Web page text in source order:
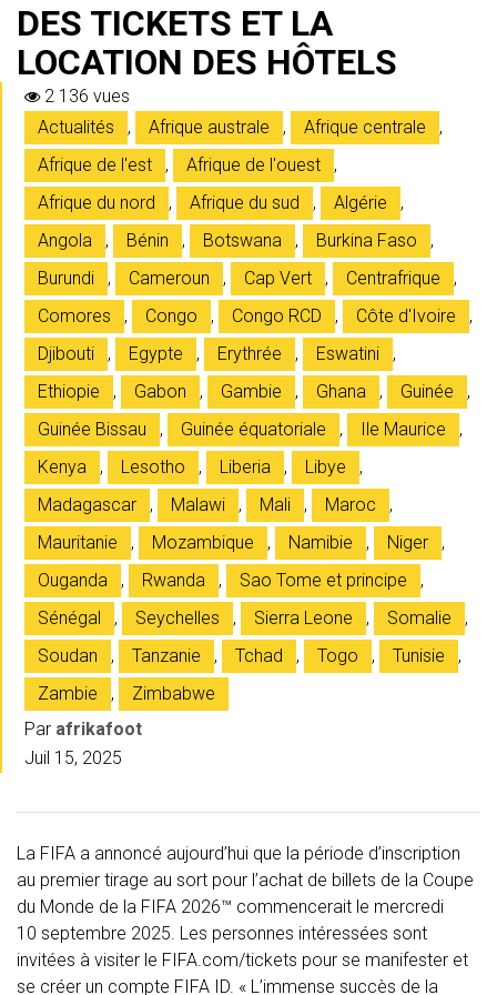
DES TICKETS ET LA
LOCATION DES HÔTELS
2 136 vues
Actualités
, Afrique australe , Afrique centrale
,
Afrique de l'est
, Afrique de l'ouest
,
Afrique du nord
, Afrique du sud , Algérie
,
Angola
, Bénin , Botswana , Burkina Faso
,
Burundi
, Cameroun , Cap Vert , Centrafrique
,
Comores
, Congo , Congo RCD , Côte d'Ivoire
,
Djibouti
, Egypte , Erythrée , Eswatini
,
Ethiopie
, Gabon , Gambie , Ghana , Guinée
,
Guinée Bissau
, Guinée équatoriale , Ile Maurice
,
Kenya
, Lesotho , Liberia , Libye
,
Madagascar
, Malawi , Mali , Maroc
,
Mauritanie
, Mozambique , Namibie , Niger
,
Ouganda
, Rwanda , Sao Tome et principe
,
Sénégal
, Seychelles , Sierra Leone , Somalie
,
Soudan
, Tanzanie , Tchad , Togo , Tunisie
,
Zambie
,
Zimbabwe
Par afrikafoot
Juil 15, 2025
La FIFA a annoncé aujourd’hui que la période d’inscription
au premier tirage au sort pour l’achat de billets de la Coupe
du Monde de la FIFA 2026™ commencerait le mercredi
10 septembre 2025. Les personnes intéressées sont
invitées à visiter le FIFA.com/tickets pour se manifester et
se créer un compte FIFA ID. « L’immense succès de la